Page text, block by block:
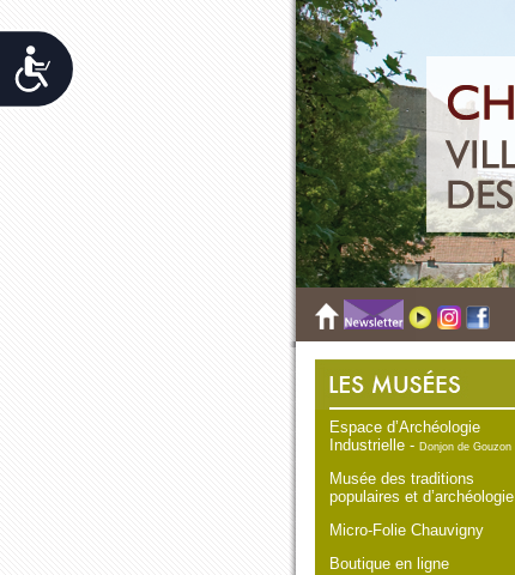
Espace d’Archéologie
Industrielle -Donjon de Gouzon
Musée des traditions
populaires et d’archéologie
Micro-Folie Chauvigny
Boutique en ligne